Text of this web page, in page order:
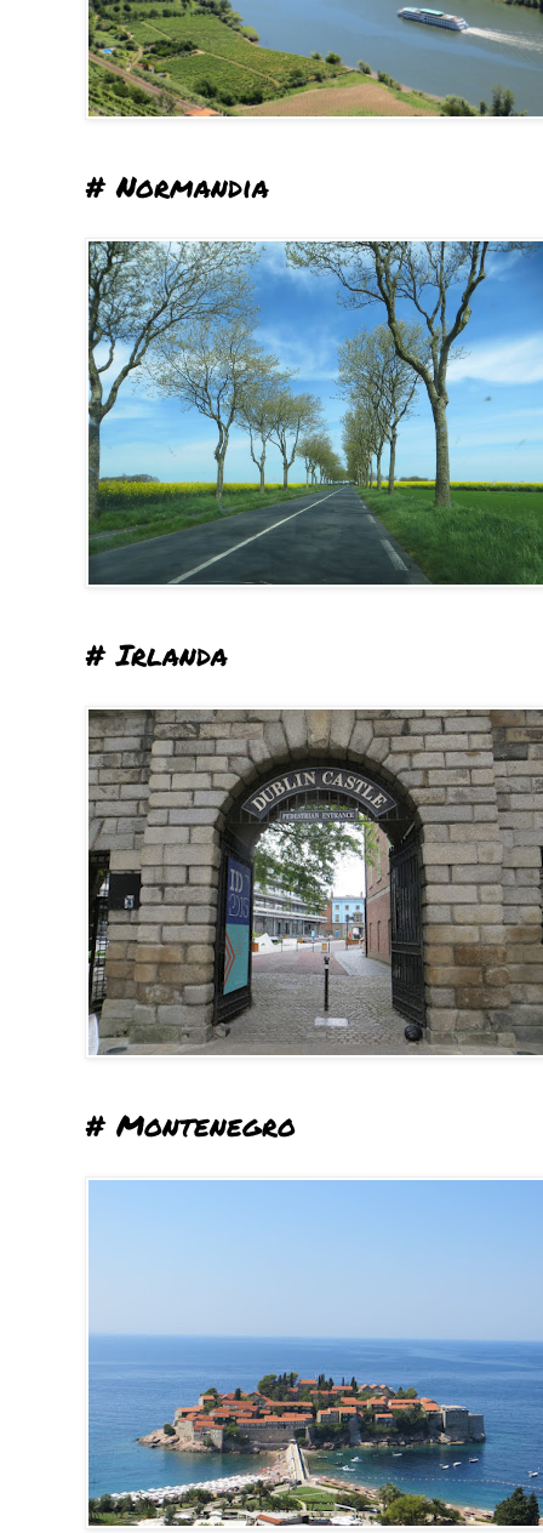
# Normandia
# Irlanda
# Montenegro